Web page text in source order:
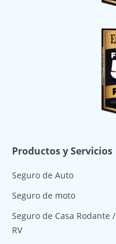
Productos y Servicios
Seguro de Auto
Seguro de moto
Seguro de Casa Rodante /
RV